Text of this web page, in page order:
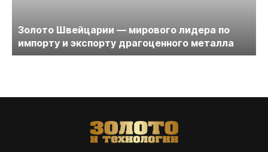
Золото Швейцарии — мирового лидера по
импорту и экспорту драгоценного металла